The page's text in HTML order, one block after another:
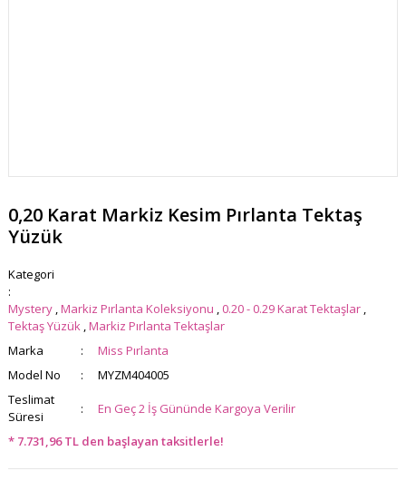
0,20 Karat Markiz Kesim Pırlanta Tektaş
Yüzük
Kategori
Mystery ,Markiz Pırlanta Koleksiyonu ,0.20 - 0.29 Karat Tektaşlar ,
Tektaş Yüzük ,Markiz Pırlanta Tektaşlar
Marka
Miss Pırlanta
Model No
MYZM404005
Teslimat
Süresi
En Geç 2 İş Gününde Kargoya Verilir
* 7.731,96 TL den başlayan taksitlerle!